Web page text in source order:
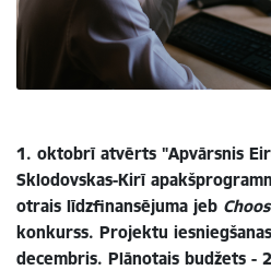
1. oktobrī atvērts "Apvārsnis
Sklodovskas-Kirī
otrais līdzfinansējuma jeb
konkurss. Projektu
decembris. Plānotais budžets -